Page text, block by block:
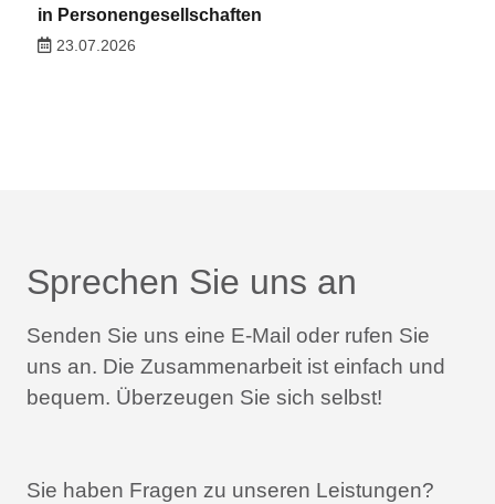
in Personengesellschaften
23.07.2026
Sprechen Sie uns an
Senden Sie uns eine E-Mail oder rufen Sie
uns an. Die Zusammenarbeit ist einfach und
bequem. Überzeugen Sie sich selbst!
Sie haben Fragen zu unseren Leistungen?